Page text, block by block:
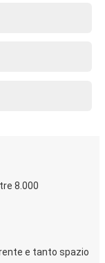
8.000
e tanto spazio